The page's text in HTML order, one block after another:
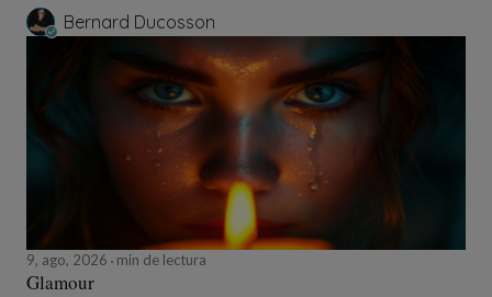
Bernard Ducosson
9, ago, 2026 min de lectura
Glamour